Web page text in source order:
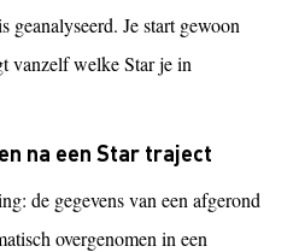
geanalyseerd. Je start gewoon
vanzelf welke Star je in
na een Star traject
de gegevens van een afgerond
overgenomen in een